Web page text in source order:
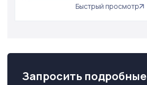
Быстрый просмотр
Запросить подробные